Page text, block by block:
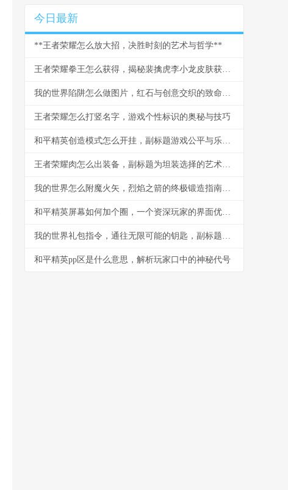
今日最新
**王者荣耀怎么放大招，决胜时刻的艺术与哲学**
王者荣耀拳王怎么获得，揭秘裴擒虎李小龙皮肤获取之道
我的世界陷阱怎么做图片，红石与创意交织的致命艺术
王者荣耀怎么打竖名字，游戏个性标识的奥秘与技巧
和平精英创造模式怎么开挂，副标题游戏公平与乐趣的永恒思考
王者荣耀肉怎么出装备，副标题为坦装选择的艺术与博弈
我的世界怎么附魔火矢，烈焰之箭的终极锻造指南，副标题，弓弦上的火焰艺术
和平精英屏幕如何加个圈，一个资深玩家的界面优化思考
我的世界礼包指令，通往无限可能的钥匙，副标题，资深玩家的指令艺术与创造哲学
和平精英pp区是什么意思，解析玩家口中的神秘代号